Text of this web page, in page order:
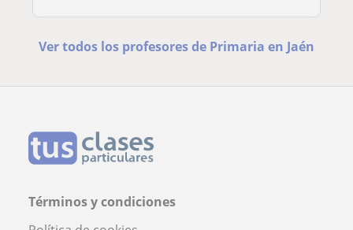
Ver todos los profesores de Primaria en Jaén
Términos y condiciones